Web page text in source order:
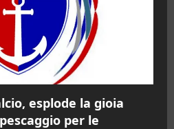
esplode la gioia
per le